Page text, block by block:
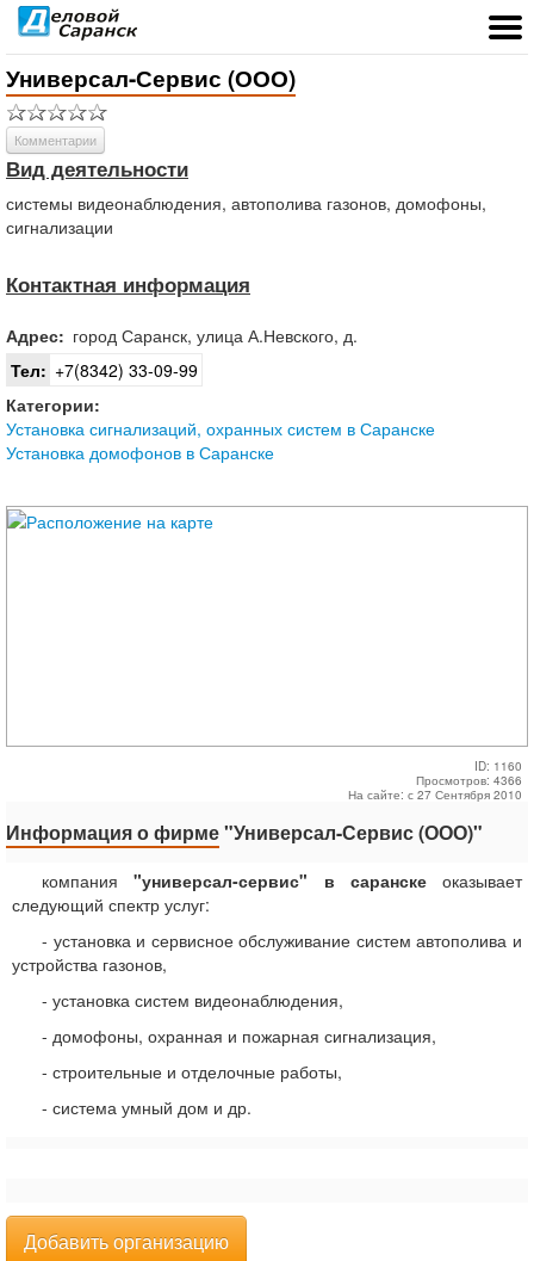
Универсал-Сервис (ООО)
Комментарии
Вид деятельности
системы видеонаблюдения, автополива газонов, домофоны,
сигнализации
Контактная информация
Адрес: город Саранск, улица А.Невского, д.
Тел: +7(8342) 33-09-99
Категории:
Установка сигнализаций, охранных систем в Саранске
Установка домофонов в Саранске
ID: 1160
Просмотров: 4366
На сайте: с 27 Сентября 2010
Информация о фирме"Универсал-Сервис (ООО)"
компания"универсал-сервис" в саранскеоказывает
следующий спектр услуг:
- установка и сервисное обслуживание систем автополива и
устройства газонов,
- установка систем видеонаблюдения,
- домофоны, охранная и пожарная сигнализация,
- строительные и отделочные работы,
- система умный дом и др.
Добавить организацию